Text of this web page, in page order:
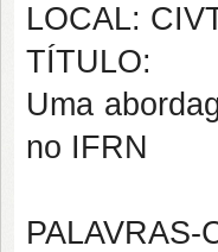
LOCAL:
TÍTULO:
Uma
no IFRN
PALAVRAS-